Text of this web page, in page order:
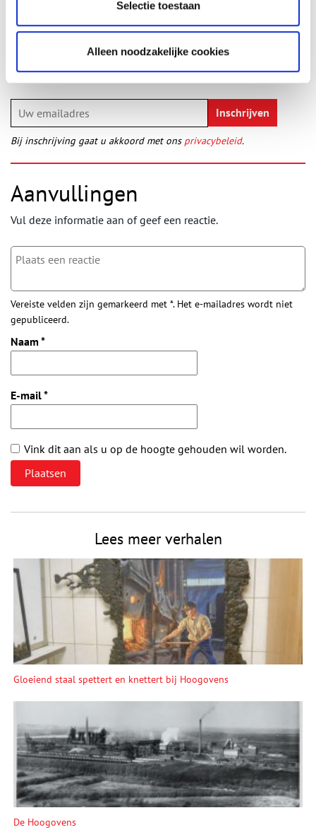
Selectie toestaan
Alleen noodzakelijke cookies
Ontvang de nieuwsbrief
Wilt u op de hoogte blijven van de mooiste verhalen en het
laatste erfgoednieuws? Schrijf u dan nu in voor onze
wekelijkse nieuwsbrief!
Bij inschrijving gaat u akkoord met ons privacybeleid.
Aanvullingen
Vul deze informatie aan of geef een reactie.
Vereiste velden zijn gemarkeerd met *. Het e-mailadres wordt niet
gepubliceerd.
Naam *
E-mail*
Vink dit aan als u op de hoogte gehouden wil worden.
Lees meer verhalen
Gloeiend staal spettert en knettert bij Hoogovens
De Hoogovens